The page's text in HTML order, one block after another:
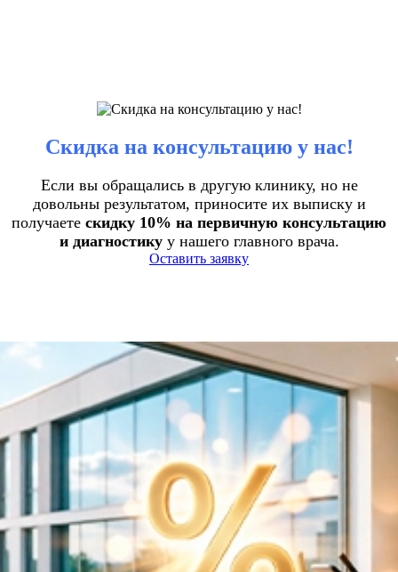
Скидка на консультацию у нас!
Если вы обращались в другую клинику, но не
довольны результатом, приносите их выписку и
получаете скидку 10% на первичную консультацию
и диагностикуу нашего главного врача.
Оставить заявку